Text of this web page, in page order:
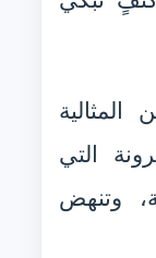
التي
وتنهض